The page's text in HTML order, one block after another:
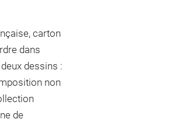
carton
dans
dessins :
non
de